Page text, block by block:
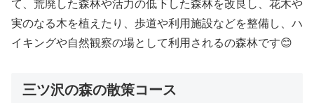
て、荒廃した森林や活力の低下した森林を改良し、花木や
実のなる木を植えたり、歩道や利用施設などを整備し、ハ
イキングや自然観察の場として利用されるの森林です😊
三ツ沢の森の散策コース